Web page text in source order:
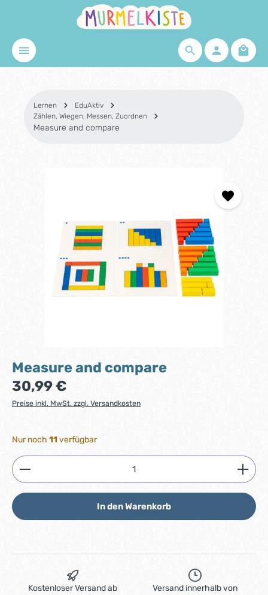
Zum Hauptinhalt springen
Lernen
EduAktiv
Zählen, Wiegen, Messen, Zuordnen
Measure and compare
Measure and compare
Regulärer Preis:
30,99 €
Preise inkl. MwSt. zzgl. Versandkosten
Nur noch 11 verfügbar
Produkt Anzahl: Gib den gewünschten Wert ein
In den Warenkorb
Kostenloser Versand ab
Versand innerhalb von